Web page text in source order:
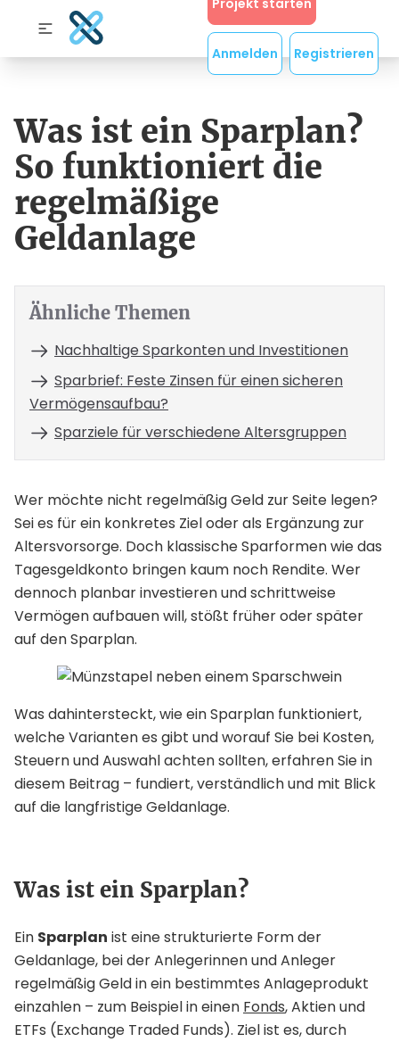
Projekt starten
Anmelden Registrieren
Was ist ein Sparplan?
So funktioniert die
regelmäßige
Geldanlage
Ähnliche Themen
Nachhaltige Sparkonten und Investitionen
Sparbrief: Feste Zinsen für einen sicheren
Vermögensaufbau?
Sparziele für verschiedene Altersgruppen
Wer möchte nicht regelmäßig Geld zur Seite legen?
Sei es für ein konkretes Ziel oder als Ergänzung zur
Altersvorsorge. Doch klassische Sparformen wie das
Tagesgeldkonto bringen kaum noch Rendite. Wer
dennoch planbar investieren und schrittweise
Vermögen aufbauen will, stößt früher oder später
auf den Sparplan.
Was dahintersteckt, wie ein Sparplan funktioniert,
welche Varianten es gibt und worauf Sie bei Kosten,
Steuern und Auswahl achten sollten, erfahren Sie in
diesem Beitrag – fundiert, verständlich und mit Blick
auf die langfristige Geldanlage.
Was ist ein Sparplan?
Ein Sparplan ist eine strukturierte Form der
Geldanlage, bei der Anlegerinnen und Anleger
regelmäßig Geld in ein bestimmtes Anlageprodukt
einzahlen – zum Beispiel in einen Fonds, Aktien und
ETFs (Exchange Traded Funds). Ziel ist es, durch